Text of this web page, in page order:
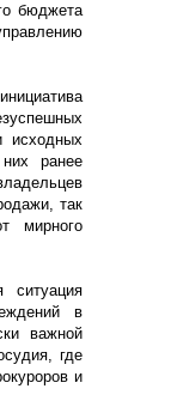
бюджета
исходных
ранее
так
мирного
в
важной
где
и